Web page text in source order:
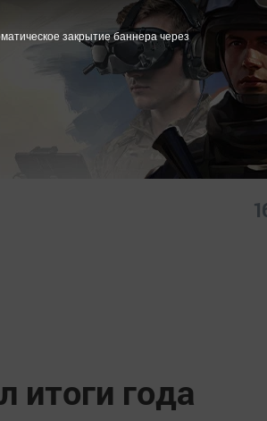
итоги года
закрытие баннера через